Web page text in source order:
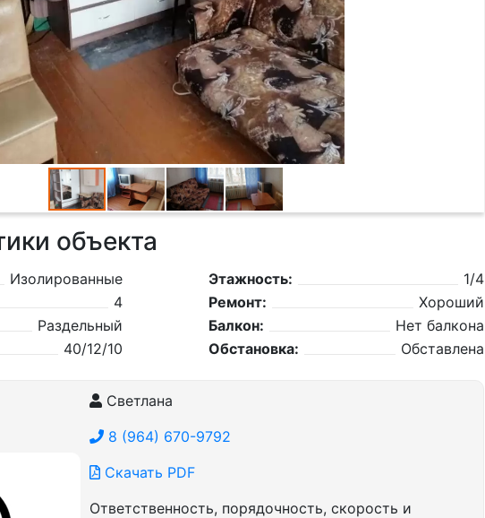
объекта
Изолированные
4
Раздельный
40/12/10
Этажность:
1/4
Ремонт:
Хороший
Балкон:
Нет балкона
Обстановка:
Обставлена
Светлана
8 (964) 670-9792
Скачать PDF
Ответственность, порядочность, скорость и